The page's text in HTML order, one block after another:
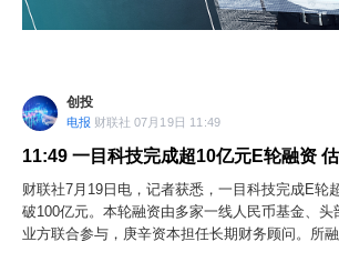
创投
电报 财联社 07月19日 11:49
11:49 一目科技完成超10亿元E轮融资
财联社7月19日电，记者获悉，一目科技完成E轮
破100亿元。本轮融资由多家一线人民币基金、
业方联合参与，庚辛资本担任长期财务顾问。所融